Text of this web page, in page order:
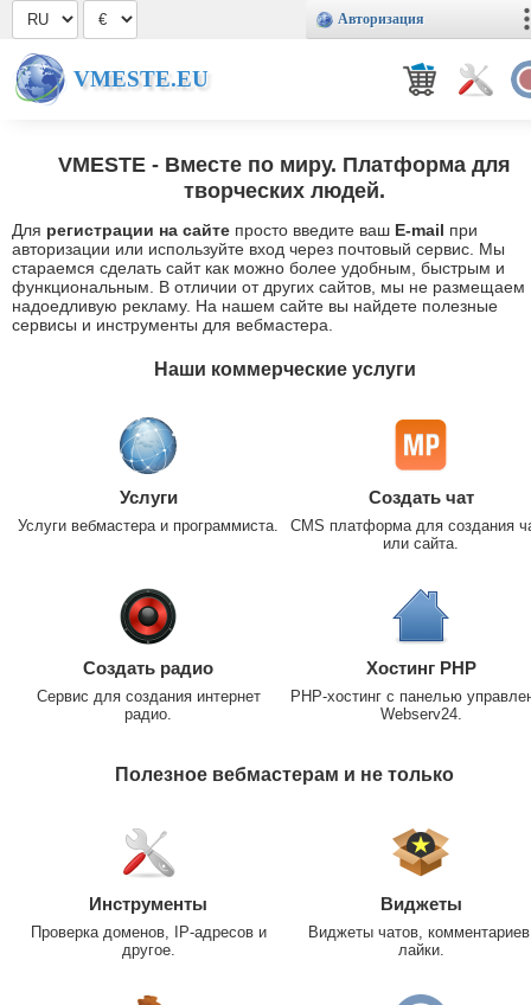
Авторизация
VMESTE.EU
VMESTE - Вместе по миру. Платформа для
творческих людей.
Для регистрации на сайте просто введите ваш E-mail при
авторизации или используйте вход через почтовый сервис. Мы
стараемся сделать сайт как можно более удобным, быстрым и
функциональным. В отличии от других сайтов, мы не размещаем
надоедливую рекламу. На нашем сайте вы найдете полезные
сервисы и инструменты для вебмастера.
Наши коммерческие услуги
Услуги
Услуги вебмастера и программиста.
Создать чат
CMS платформа для создания
или сайта.
Создать радио
Сервис для создания интернет
радио.
Хостинг PHP
PHP-хостинг с панелью
Webserv24.
Полезное вебмастерам и не только
Инструменты
Проверка доменов, IP-адресов и
другое.
Виджеты
Виджеты чатов,
лайки.